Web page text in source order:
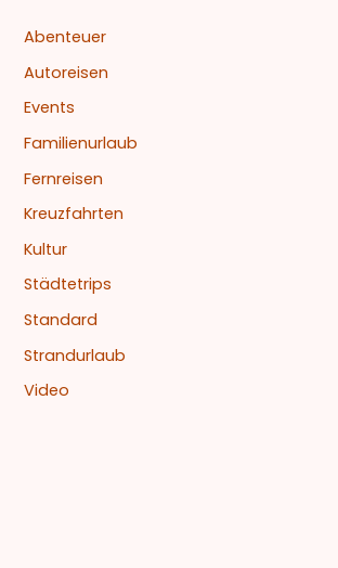
Abenteuer
Autoreisen
Events
Familienurlaub
Fernreisen
Kreuzfahrten
Kultur
Städtetrips
Standard
Strandurlaub
Video